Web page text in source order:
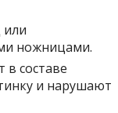
или
ножницами.
составе
и нарушают